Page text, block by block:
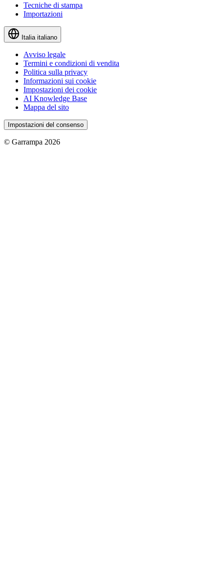
Tecniche di stampa
Importazioni
Italia italiano
Avviso legale
Termini e condizioni di vendita
Politica sulla privacy
Informazioni sui cookie
Impostazioni dei cookie
AI Knowledge Base
Mappa del sito
Impostazioni del consenso
© Garrampa 2026